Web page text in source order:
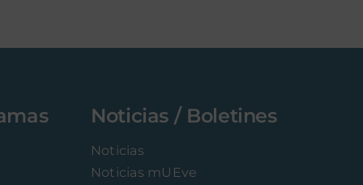
Noticias / Boletines
Noticias
Noticias mUEve